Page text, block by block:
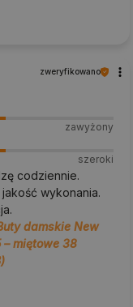
zweryfikowano
zawyżony
szeroki
codziennie.
wykonania.
damskie New
– miętowe 38